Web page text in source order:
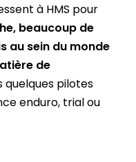
à HMS pour
beaucoup de
au sein du monde
de
quelques pilotes
enduro, trial ou